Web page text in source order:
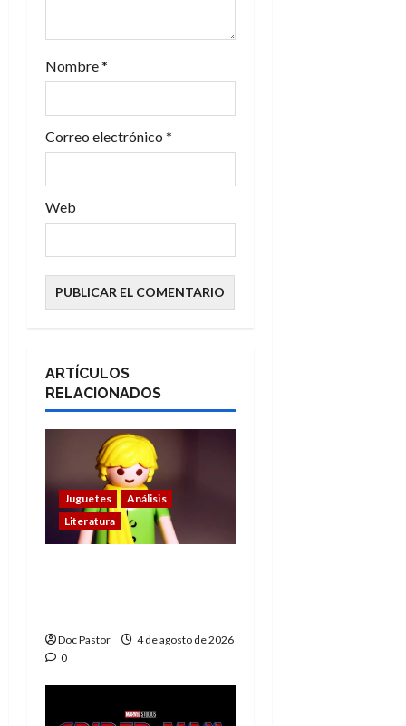
d
s
Nombre*
Correo electrónico *
Web
ARTÍCULOS
RELACIONADOS
Juguetes
Análisis
Literatura
Doc Pastor
4 de agosto de 2026
0